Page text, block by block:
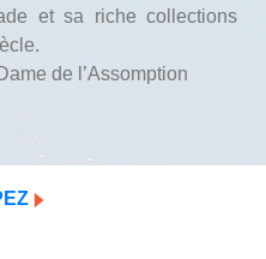
et sa riche collections
de l’Assomption